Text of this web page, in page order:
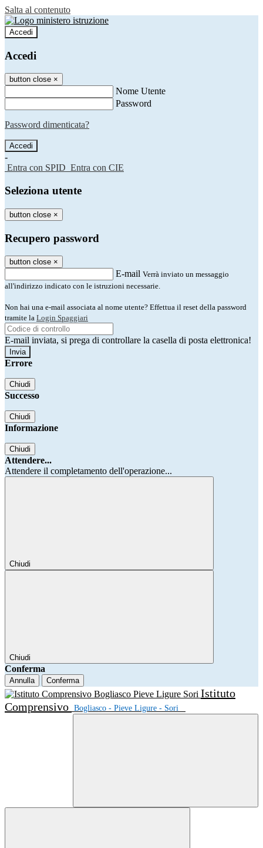
Salta al contenuto
Accedi
Accedi
button close ×
Nome Utente
Password
Password dimenticata?
-
Entra con SPID Entra con CIE
Seleziona utente
button close ×
Recupero password
button close ×
E-mail Verrà inviato un messaggio
all'indirizzo indicato con le istruzioni necessarie.
Non hai una e-mail associata al nome utente? Effettua il reset della password
tramite la Login Spaggiari
E-mail inviata, si prega di controllare la casella di posta elettronica!
Errore
Chiudi
Successo
Chiudi
Informazione
Chiudi
Attendere...
Attendere il completamento dell'operazione...
Chiudi
Chiudi
Conferma
Annulla Conferma
Istituto
Comprensivo Bogliasco - Pieve Ligure - Sori